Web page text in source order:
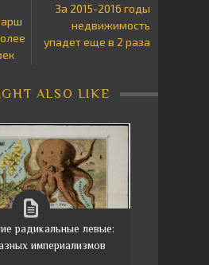
За 2015-2016 годы
недвижимость
упадет еще в 2 раза
ALSO LIKE
радикальные левые:
империализмов